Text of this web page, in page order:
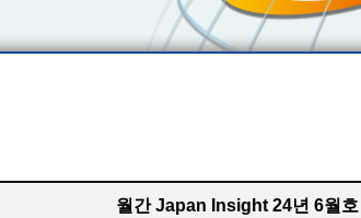
월간 Japan Insight 24년 6월호